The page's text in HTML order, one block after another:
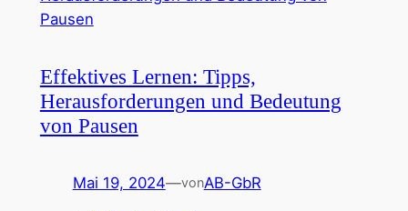
Effektives Lernen: Tipps,
Herausforderungen und Bedeutung
von Pausen
Mai 19, 2024—vonAB-GbR